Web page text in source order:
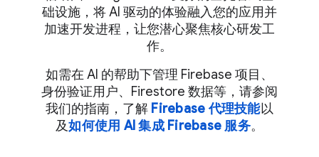
础设施，将 AI 驱动的体验融入您的应用并
加速开发进程，让您潜心聚焦核心研发工
作。
如需在 AI 的帮助下管理 Firebase 项目、
身份验证用户、Firestore 数据等，请参阅
我们的指南，了解 Firebase 代理技能以
及如何使用 AI 集成 Firebase 服务。